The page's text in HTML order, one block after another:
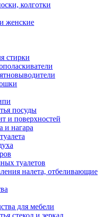
колготки
женские
стирки
посуды
и поверхностей
и нагара
туалетов
налета, отбеливающие
для мебели
стекол и зеркал